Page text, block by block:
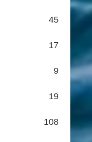
45
17
9
19
108